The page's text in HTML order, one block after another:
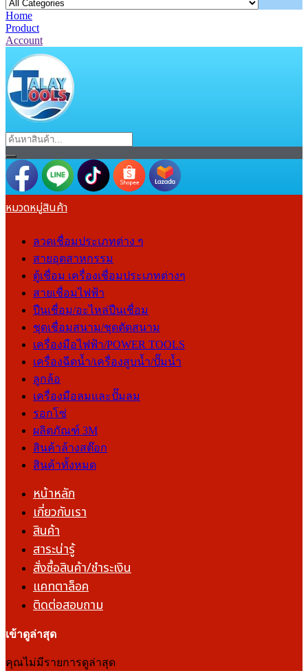
Home
Product
Account
หมวดหมู่สินค้า
ลวดเชื่อมประเภทต่าง ๆ
สายอุตสาหกรรม
ตู้เชื่อม เครื่องเชื่อมประเภทต่างๆ
สายเชื่อมไฟฟ้า
ปืนเชื่อม/อะไหล่ปืนเชื่อม
ชุดเชื่อมสนาม/ชุดตัดสนาม
เครื่องมือไฟฟ้า/POWER TOOLS
เครื่องฉีดน้ำ/เครื่องสูบน้ำ/ปั๊มน้ำ
ลูกล้อ
เครื่องมือลมและปั๊มลม
รอกโซ่
ผลิตภัณฑ์ 3M
สินค้าล้างสต๊อก
สินค้าทั้งหมด
หน้าหลัก
เกี่ยวกับเรา
สินค้า
สาระน่ารู้
สั่งซื้อสินค้า/ชำระเงิน
แคทตาล็อค
ติดต่อสอบถาม
เข้าดูล่าสุด
คุณไม่มีรายการดูล่าสุด